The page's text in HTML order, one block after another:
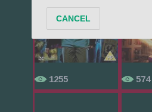
1255 574